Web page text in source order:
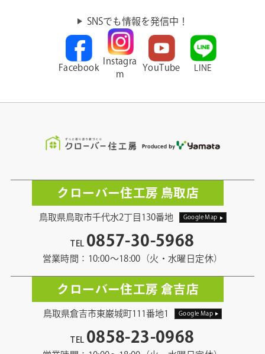
SNSでも情報を発信中！
Facebook
Instagra
m
YouTube LINE
クローバー住工房 鳥取店
鳥取県鳥取市千代水2丁目130番地 Google Map
TEL 0857-30-5968
営業時間：10:00〜18:00（火・水曜日定休）
クローバー住工房 倉吉店
鳥取県倉吉市東巌城町111番地1 Google Map
TEL 0858-23-0968